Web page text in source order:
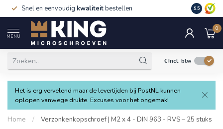
Snel en eenvoudig kwaliteitbestellen 9.5
MENU
0
€Incl. btw
Het is erg vervelend maar de levertijden bij PostNL kunnen
oplopen vanwege drukte. Excuses voor het ongemak!
Home / Verzonkenkopschroef | M2 x 4 - DIN 963 - RVS – 25 stuks